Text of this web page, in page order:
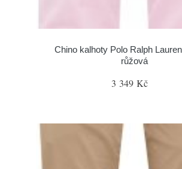
Chino kalhoty Polo Ralph
růžová
3 349 Kč